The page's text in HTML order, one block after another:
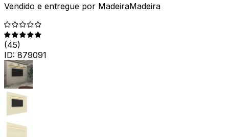
Vendido e entregue por MadeiraMadeira
(45)
ID: 879091